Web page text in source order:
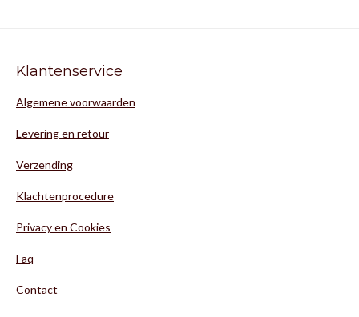
Klantenservice
Algemene voorwaarden
Levering en retour
Verzending
Klachtenprocedure
Privacy en Cookies
Faq
Contact